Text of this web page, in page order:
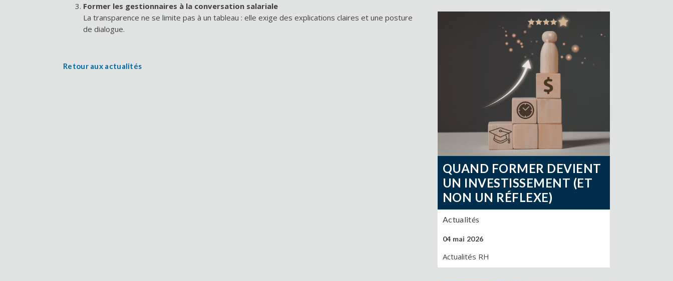
Former les gestionnaires à la conversation salariale
La transparence ne se limite pas à un tableau : elle exige des explications claires et une posture
de dialogue.
Retour aux actualités
QUAND FORMER DEVIENT
UN INVESTISSEMENT (ET
NON UN RÉFLEXE)
Actualités
04 mai 2026
Actualités RH